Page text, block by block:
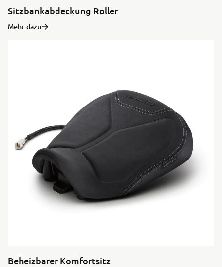
Sitzbankabdeckung Roller
Mehr dazu
Beheizbarer Komfortsitz